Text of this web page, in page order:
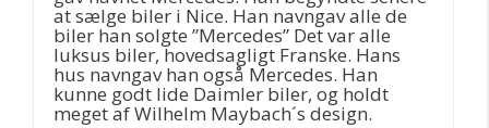
at sælge biler i Nice. Han navngav alle de
biler han solgte ”Mercedes” Det var alle
luksus biler, hovedsagligt Franske. Hans
hus navngav han også Mercedes. Han
kunne godt lide Daimler biler, og holdt
meget af Wilhelm Maybach´s design.